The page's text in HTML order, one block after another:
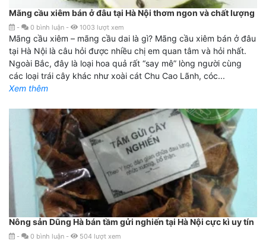
Mãng cầu xiêm bán ở đâu tại Hà Nội thơm ngon và chất lượng
- 0 bình luận - 1003 lượt xem
Mãng cầu xiêm – mãng cầu dai là gì? Mãng cầu xiêm bán ở đâu
tại Hà Nội là câu hỏi được nhiều chị em quan tâm và hỏi nhất.
Ngoài Bắc, đây là loại hoa quả rất “say mê” lòng người cùng
các loại trái cây khác như xoài cát Chu Cao Lãnh, cóc...
Xem thêm
Nông sản Dũng Hà bán tầm gửi nghiến tại Hà Nội cực kì uy tín
- 0 bình luận - 504 lượt xem